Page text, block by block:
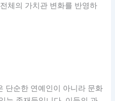
체의 가치관 변화를 반영하
단순한 연예인이 아니라 문화